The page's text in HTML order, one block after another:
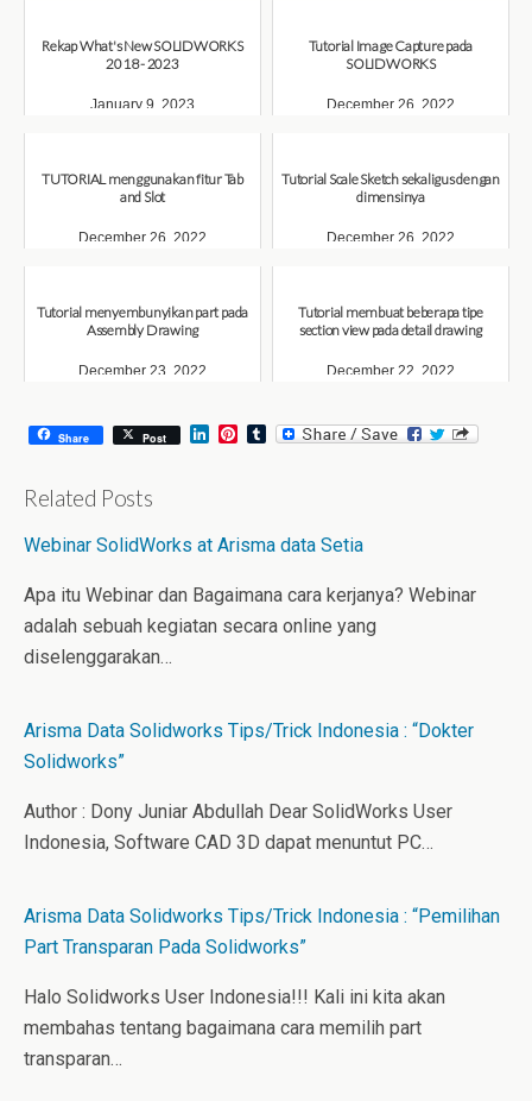
Rekap What's New SOLIDWORKS
2018 - 2023
January 9, 2023
Tutorial Image Capture pada
SOLIDWORKS
December 26, 2022
TUTORIAL menggunakan fitur Tab
and Slot
December 26, 2022
Tutorial Scale Sketch sekaligus dengan
dimensinya
December 26, 2022
Tutorial menyembunyikan part pada
Assembly Drawing
December 23, 2022
Tutorial membuat beberapa tipe
section view pada detail drawing
December 22, 2022
Share Post
L
I
P
e
T
Related Posts
Webinar SolidWorks at Arisma data Setia
Apa itu Webinar dan Bagaimana cara kerjanya? Webinar
adalah sebuah kegiatan secara online yang
diselenggarakan…
Arisma Data Solidworks Tips/Trick Indonesia : “Dokter
Solidworks”
Author : Dony Juniar Abdullah Dear SolidWorks User
Indonesia, Software CAD 3D dapat menuntut PC…
Arisma Data Solidworks Tips/Trick Indonesia : “Pemilihan
Part Transparan Pada Solidworks”
Halo Solidworks User Indonesia!!! Kali ini kita akan
membahas tentang bagaimana cara memilih part
transparan…